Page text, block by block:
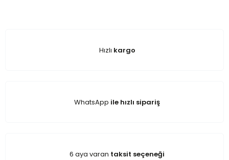
Hızlı kargo
WhatsApp ile hızlı sipariş
6 aya varan taksit seçeneği